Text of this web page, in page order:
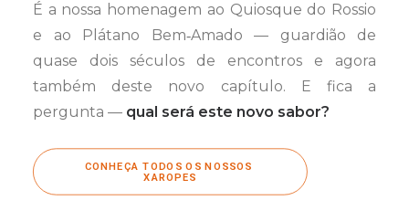
É a nossa homenagem ao Quiosque do Rossio
e ao Plátano Bem‑Amado — guardião de
quase dois séculos de encontros e agora
também deste novo capítulo. E fica a
pergunta — qual será este novo sabor?
CONHEÇA TODOS OS NOSSOS
XAROPES